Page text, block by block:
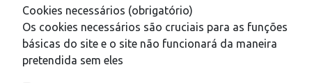
Cookies necessários (obrigatório)
Os cookies necessários são cruciais para as funções
básicas do site e o site não funcionará da maneira
pretendida sem eles